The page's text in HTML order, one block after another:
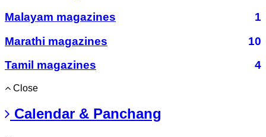
Malayam magazines
1
Marathi magazines
10
Tamil magazines
4
Close
Calendar & Panchang